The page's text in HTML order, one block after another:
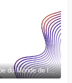
Hisense lance le compte à rebours pour la Coupe du Monde de la FIFA 2026™ et introduit la nouvelle génération de divertissement à domicile et de mode de vie intelligent